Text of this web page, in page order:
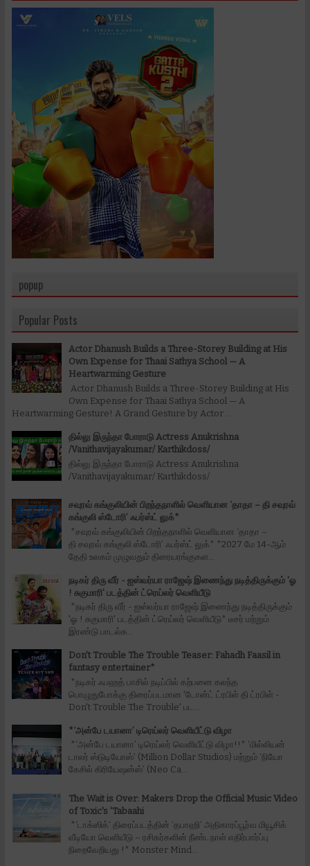
popup
Popular Posts
Actor Dhanush Builds a Three-Storey Building at His
Own Expense for Thaai Sathya School — A
Heartwarming Gesture
Actor Dhanush Builds a Three-Storey Building at His
Own Expense for Thaai Sathya School — A
Heartwarming Gesture! A Grand Gesture by Actor ...
தில்லு இருந்தா போராடு Actress Anukrishna
/Vanithavijayakumar/ Karthikdoss/
தில்லு இருந்தா போராடு Actress Anukrishna
/Vanithavijayakumar/ Karthikdoss/
சவுரவ் கங்குலியின் பிறந்தநாளில் வெளியான ‘தாதா – தி சவுரவ்
கங்குலி ஸ்டோரி’ ஃபர்ஸ்ட் லுக்*
*சவுரவ் கங்குலியின் பிறந்தநாளில் வெளியான ‘தாதா –
தி சவுரவ் கங்குலி ஸ்டோரி’ ஃபர்ஸ்ட் லுக்* *2027 மே 14-ஆம்
தேதி உலகம் முழுவதும் திரையரங்குகள...
நடிகர் திரு வீர் - ஐஸ்வர்யா ராஜேஷ் இணைந்து நடித்திருக்கும் 'ஓ
! சுகுமாரி' படத்தின் ட்ரெய்லர் வெளியீடு
*நடிகர் திரு வீர் - ஐஸ்வர்யா ராஜேஷ் இணைந்து நடித்திருக்கும்
'ஓ ! சுகுமாரி' படத்தின் ட்ரெய்லர் வெளியீடு* டீசர் மற்றும்
இரண்டு பாடல்க...
Don't Trouble The Trouble Teaser: Fahadh Faasil in
fantasy entertainer*
*நடிகர் ஃபஹத் பாசில் நடிப்பில் கற்பனை கலந்த
பொழுதுபோக்கு திரைப்படமான 'டோன்ட் ட்ரபிள் தி ட்ரபிள் -
Don't Trouble The Trouble' பட...
*‘அன்பே டயானா’ டிரெய்லர் வெளியீட்டு விழா
*‘அன்பே டயானா’ டிரெய்லர் வெளியீட்டு விழா!!* ‘மில்லியன்
டாலர் ஸ்டுடியோஸ்’ (Million Dollar Studios) மற்றும் ‘நியோ
கேசில் கிரியேஷன்ஸ்’ (Neo Ca...
The Wait is Over: Makers Drop the Official Music Video
of Toxic's 'Tabaahi
*‘டாக்ஸிக்‘ திரைப்படத்தின் ‘தபாஹி’ அதிகாரப்பூர்வ மியூசிக்
வீடியோ வெளியீடு – ரசிகர்களின் நீண்டநாள் எதிர்பார்ப்பு
நிறைவேறியது !* Monster Mind...